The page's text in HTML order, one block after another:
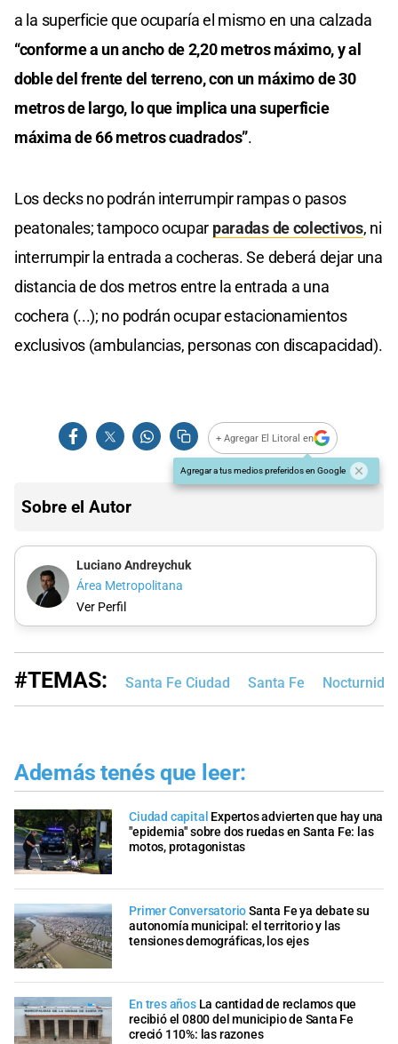
a la superficie que ocuparía el mismo en una calzada
“conforme a un ancho de 2,20 metros máximo, y al
doble del frente del terreno, con un máximo de 30
metros de largo, lo que implica una superficie
máxima de 66 metros cuadrados”.
Los decks no podrán interrumpir rampas o pasos
peatonales; tampoco ocupar paradas de colectivos, ni
interrumpir la entrada a cocheras. Se deberá dejar una
distancia de dos metros entre la entrada a una
cochera (...); no podrán ocupar estacionamientos
exclusivos (ambulancias, personas con discapacidad).
+ Agregar El Litoral en
Agregar a tus medios preferidos en Google
Sobre el Autor
Luciano Andreychuk
Área Metropolitana
Ver Perfil
#TEMAS: Santa Fe Ciudad Santa Fe
Además tenés que leer:
Ciudad capital Expertos advierten que hay una
"epidemia" sobre dos ruedas en Santa Fe: las
motos, protagonistas
Primer ConversatorioSanta Fe ya debate su
autonomía municipal: el territorio y las
tensiones demográficas, los ejes
En tres años La cantidad de reclamos que
recibió el 0800 del municipio de Santa Fe
creció 110%: las razones